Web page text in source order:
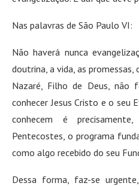
Nas palavras de São Paulo VI:
Não haverá nunca
doutrina, a vida, as promessas,
Nazaré, Filho de Deus, não
conhecer Jesus Cristo e o seu
conhecem é
Pentecostes, o programa
como algo recebido do seu
Dessa forma, faz-se